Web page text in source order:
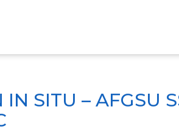
SITU – AFGSU